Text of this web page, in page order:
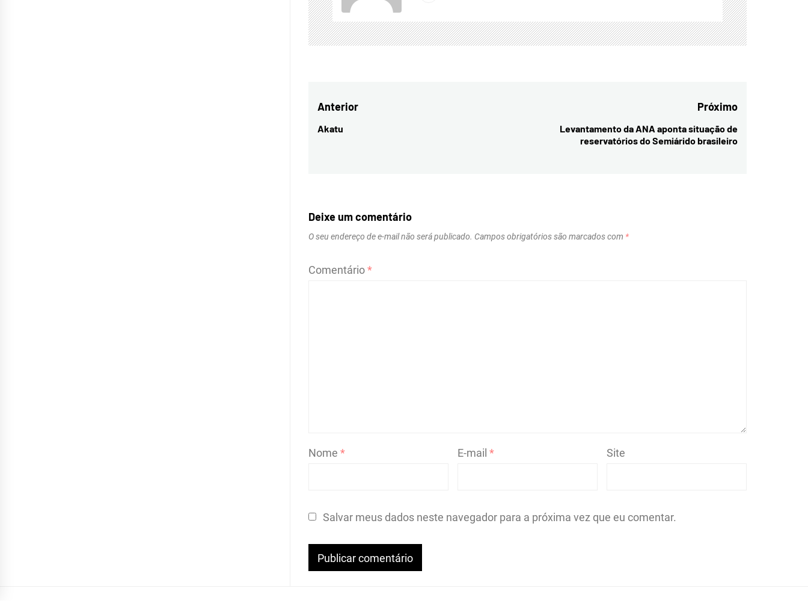
Navegação
de
Anterior
Previous
Akatu
Próximo
Next
Levantamento da ANA aponta situação de
reservatórios do Semiárido brasileiro
Deixe um comentário
O seu endereço de e-mail não será publicado. Campos obrigatórios são marcados com *
Comentário*
Nome* E-mail * Site
Salvar meus dados neste navegador para a próxima vez que eu comentar.